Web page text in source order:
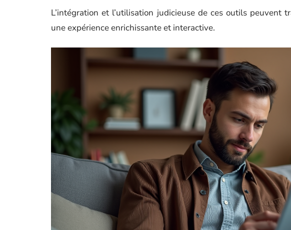
L’intégration et l’utilisation judicieuse de ces outils peuvent
une expérience enrichissante et interactive.